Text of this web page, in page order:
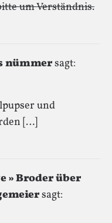
um Verständnis.
nümmersagt:
und
[…]
» Broder über
sagt: